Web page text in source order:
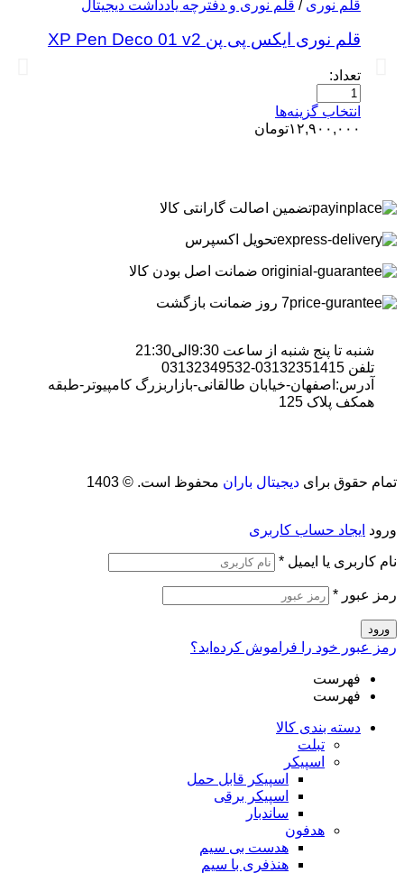
قلم نوری / قلم نوری و دفترچه یادداشت دیجیتال
قلم نوری ایکس پی پن XP Pen Deco 01 v2
تعداد:
انتخاب گزینه‌ها
۱۲,۹۰۰,۰۰۰تومان
تضمین اصالت گارانتی کالا
تحویل اکسپرس
ضمانت اصل بودن کالا
7 روز ضمانت بازگشت
شنبه تا پنج شنبه از ساعت 9:30الی21:30
تلفن 03132351415-03132349532
آدرس:اصفهان-خیابان طالقانی-بازاربزرگ کامپیوتر-طبقه
همکف پلاک 125
تمام حقوق برای دیجیتال باران محفوظ است. © 1403
ورود ایجاد حساب کاربری
نام کاربری یا ایمیل *
رمز عبور *
ورود
رمز عبور خود را فراموش کرده‌اید؟
فهرست
فهرست
دسته بندی کالا
تبلت
اسپیکر
اسپیکر قابل حمل
اسپیکر برقی
ساندبار
هدفون
هدست بی سیم
هنذفری با سیم